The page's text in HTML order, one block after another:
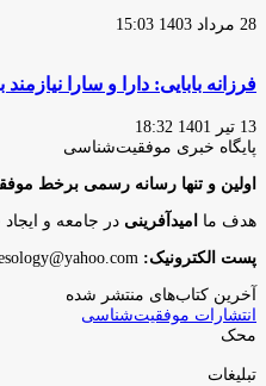
28 مرداد 1403 15:03
فرزانه بابایی: دارا و سارا
13 تیر 1401 18:32
پایگاه‌ خبری موفقیت‌شناسی
اولین و تنها رسانه رسمی برخط
هدف ما امیدآفرینی در جامعه و
پست الکترونیک:
آخرین کتاب‌های منتشر شده
انتشارات موفقیت‌شناسی
محک
تبلیغات